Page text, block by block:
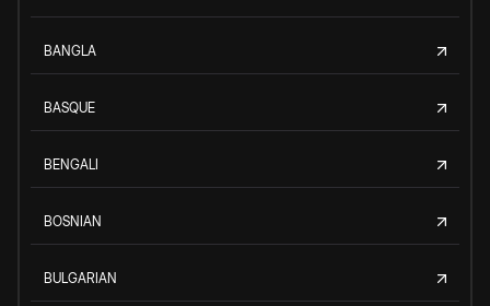
BANGLA
BASQUE
BENGALI
BOSNIAN
BULGARIAN